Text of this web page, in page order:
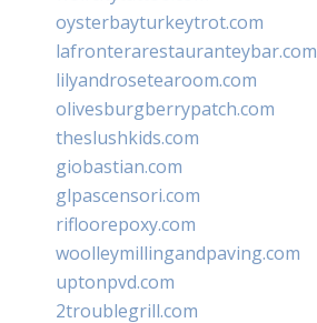
oysterbayturkeytrot.com
lafronterarestauranteybar.com
lilyandrosetearoom.com
olivesburgberrypatch.com
theslushkids.com
giobastian.com
glpascensori.com
rifloorepoxy.com
woolleymillingandpaving.com
uptonpvd.com
2troublegrill.com